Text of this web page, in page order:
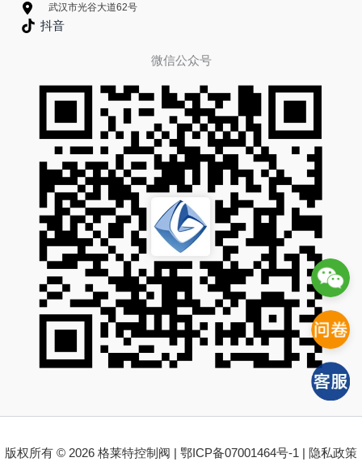
武汉市光谷大道62号
抖音
微信公众号
版权所有 © 2026 格莱特控制阀 | 鄂ICP备07001464号-1 隐私政策